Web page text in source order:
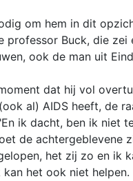
om hem in dit
Buck, die
ook de man uit
dat hij vol
al) AIDS heeft, de
ik dacht, ben ik niet
de achtergeblevene
het zij zo en ik
het ook niet helpen.